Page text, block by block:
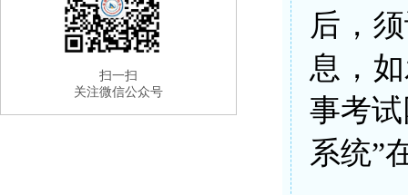
扫一扫
关注微信公众号
后，
息，
事考
系统”